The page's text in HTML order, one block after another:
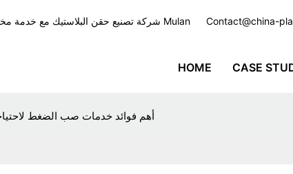
شركة تصنيع حقن البلاستيك مع خدمة مخصصة للعديد من الصناعات - مجموعة Mulan Contact@china-
HOME CASE
أهم فوائد خدمات صب الضغط